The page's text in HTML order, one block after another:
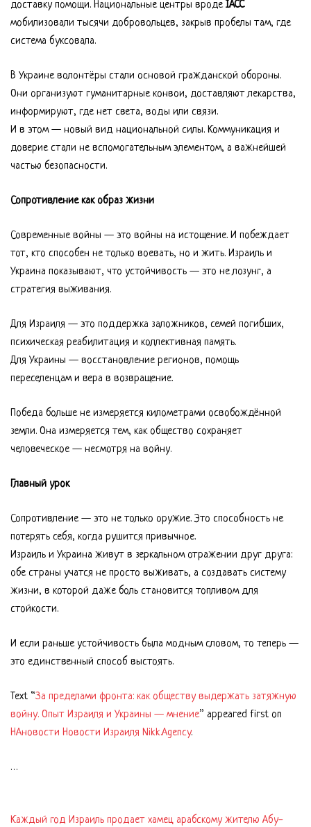
доставку помощи. Национальные центры вродеIACC
мобилизовали тысячи добровольцев, закрыв пробелы там, где
система буксовала.
В Украине волонтёры стали основой гражданской обороны.
Они организуют гуманитарные конвои, доставляют лекарства,
информируют, где нет света, воды или связи.
И в этом — новый вид национальной силы. Коммуникация и
доверие стали не вспомогательным элементом, а важнейшей
частью безопасности.
Сопротивление как образ жизни
Современные войны — это войны на истощение. И побеждает
тот, кто способен не только воевать, но и жить. Израиль и
Украина показывают, что устойчивость — это не лозунг, а
стратегия выживания.
Для Израиля — это поддержка заложников, семей погибших,
психическая реабилитация и коллективная память.
Для Украины — восстановление регионов, помощь
переселенцам и вера в возвращение.
Победа больше не измеряется километрами освобождённой
земли. Она измеряется тем, как общество сохраняет
человеческое — несмотря на войну.
Главный урок
Сопротивление — это не только оружие. Это способность не
потерять себя, когда рушится привычное.
Израиль и Украина живут в зеркальном отражении друг друга:
обе страны учатся не просто выживать, а создавать систему
жизни, в которой даже боль становится топливом для
стойкости.
И если раньше устойчивость была модным словом, то теперь —
это единственный способ выстоять.
Text “За пределами фронта: как обществу выдержать затяжную
войну. Опыт Израиля и Украины — мнение” appeared first on
НАновости Новости Израиля Nikk.Agency.
…
Каждый год Израиль продает хамец арабскому жителю Абу-